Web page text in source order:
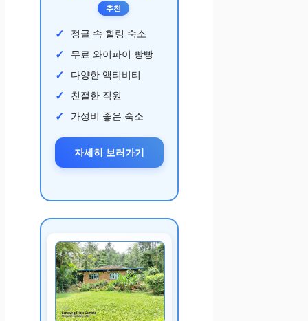
추천
정글 속 힐링 숙소
무료 와이파이 빵빵
다양한 액티비티
친절한 직원
가성비 좋은 숙소
자세히 보러가기